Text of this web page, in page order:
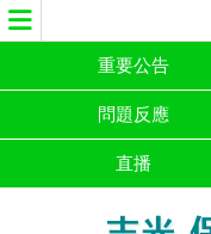
重要公告
問題反應
直播